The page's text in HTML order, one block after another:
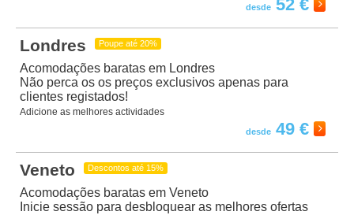
52 €
Londres Poupe até 20%
Acomodações baratas em Londres
Não perca os os preços exclusivos apenas para
clientes registados!
Adicione as melhores actividades
49 €
Veneto Descontos até 15%
Acomodações baratas em Veneto
Inicie sessão para desbloquear as melhores ofertas